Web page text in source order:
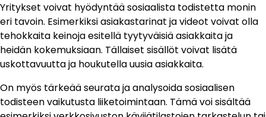
Yritykset voivat hyödyntää sosiaalista todistetta monin
eri tavoin. Esimerkiksi asiakastarinat ja videot voivat olla
tehokkaita keinoja esitellä tyytyväisiä asiakkaita ja
heidän kokemuksiaan. Tällaiset sisällöt voivat lisätä
uskottavuutta ja houkutella uusia asiakkaita.
On myös tärkeää seurata ja analysoida sosiaalisen
todisteen vaikutusta liiketoimintaan. Tämä voi sisältää